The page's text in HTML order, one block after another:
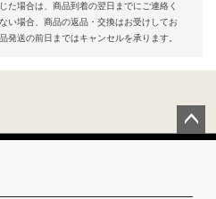
た場合は、商品到着の翌日までにご連絡く
い場合、商品の返品・交換はお受けしてお
発送の前日まではキャンセルを承ります。
ペー